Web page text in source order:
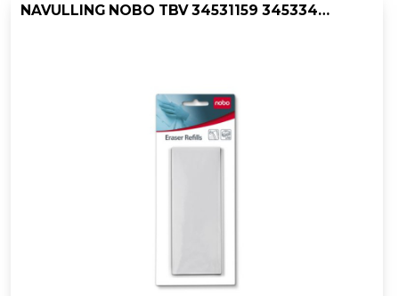
NAVULLING NOBO TBV 34531159 34533421/P10